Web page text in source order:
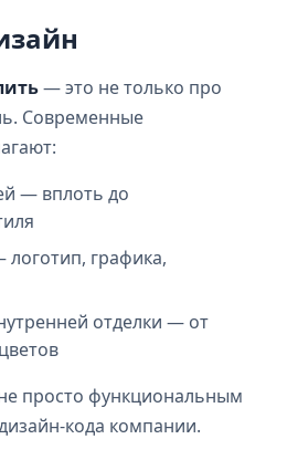
— это не только про
Современные
— вплоть до
логотип, графика,
отделки — от
просто функциональным
компании.